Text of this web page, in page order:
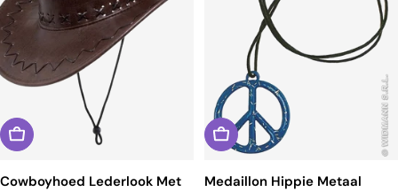
Cowboyhoed Lederlook Met
Medaillon Hippie Metaal